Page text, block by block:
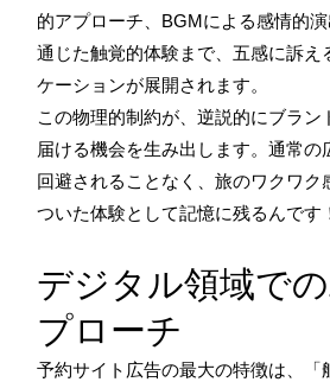
的アプローチ、BGMによる感情的
通じた触覚的体験まで、五感に訴え
ケーションが展開されます。
この物理的制約が、逆説的にブラン
届ける機会を生み出します。通常の
回避されることなく、旅のワクワク
ついた体験として記憶に残るんです
デジタル領域で
プローチ
予約サイト広告の最大の特徴は、「